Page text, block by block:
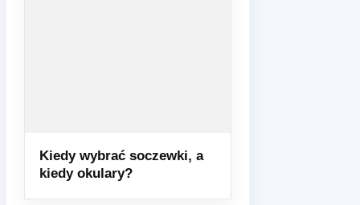
Kiedy wybrać soczewki, a
kiedy okulary?